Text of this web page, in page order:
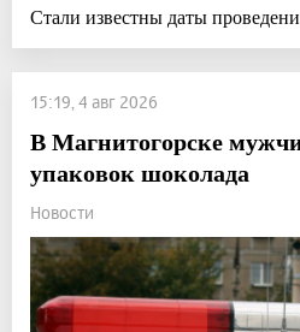
Стали известны даты
15:19, 4 авг 2026
В Магнитогорске
упаковок шоколада
Новости